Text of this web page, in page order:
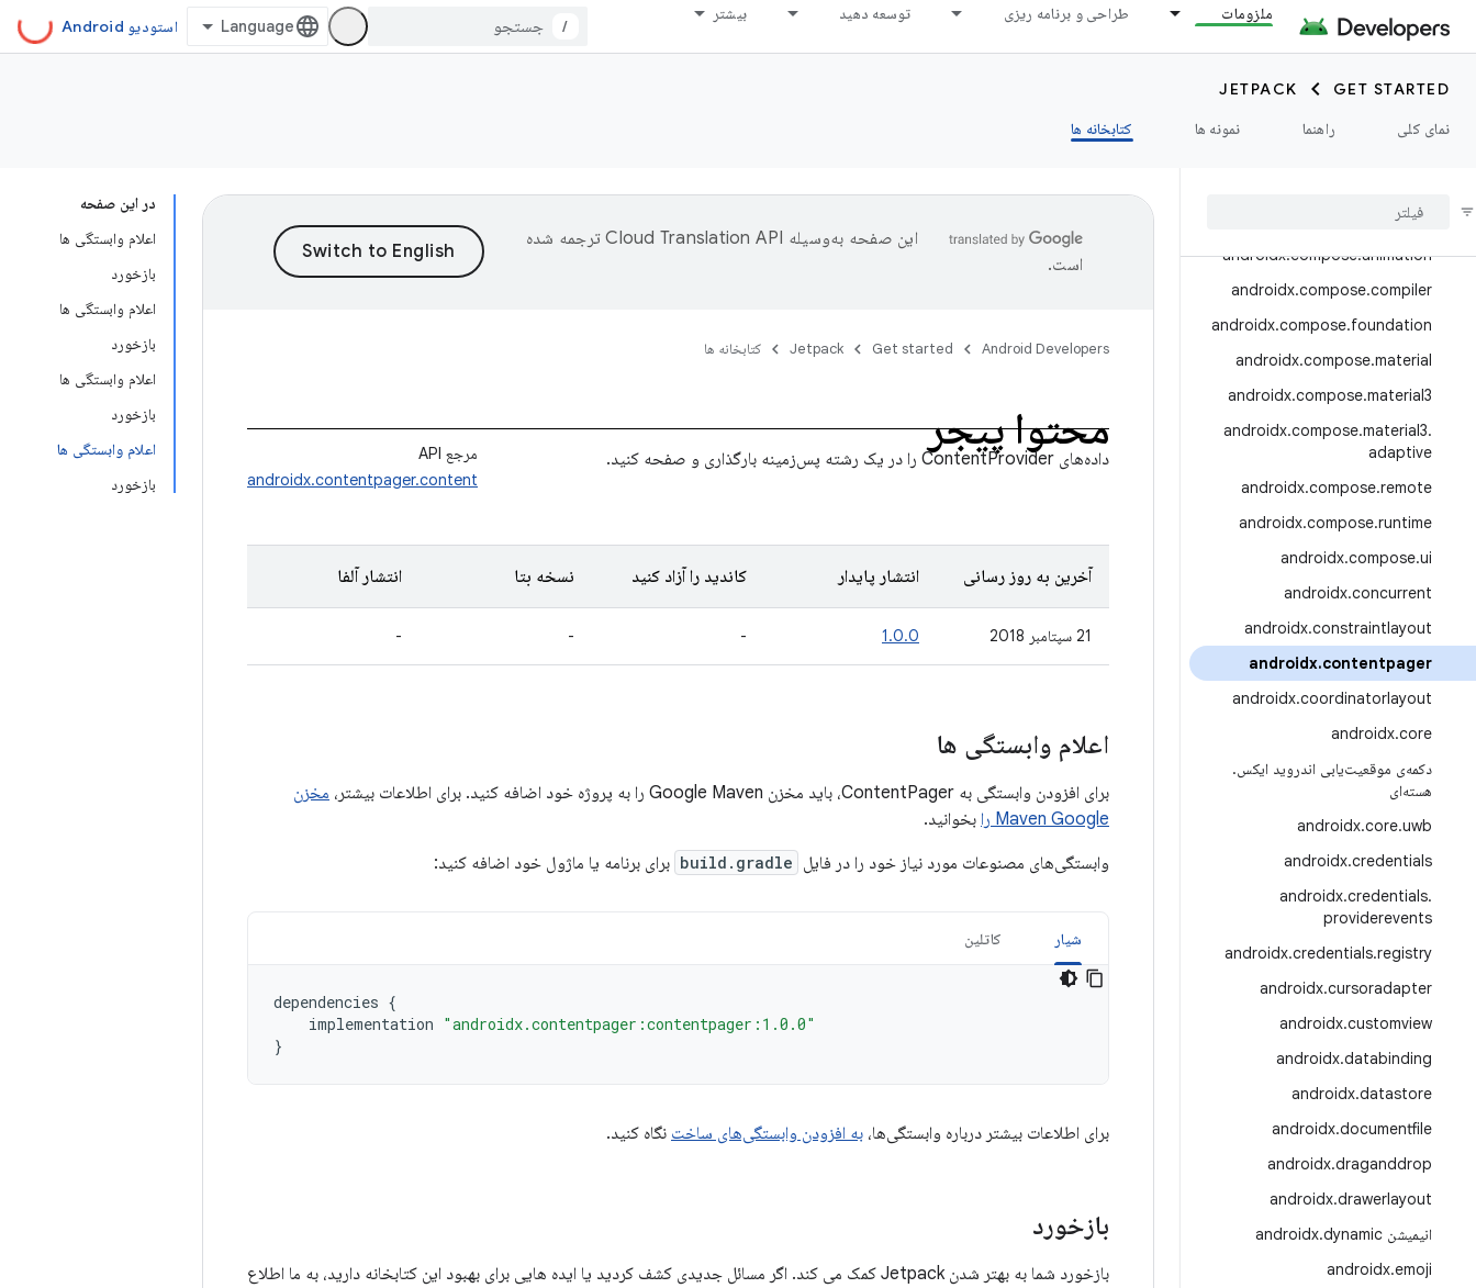
ملزومات طراحی و برنامه ریزی توسعه دهید بیشتر
/ استودیو Android
GET STARTED
JETPACK
نمای کلی
راهنما نمونه ها کتابخانه ها
androidx.camera.media3
androidx.camera.viewfinder
androidx.car
compose
androidx.compose.animation
androidx.compose.compiler
androidx.compose.foundation
androidx.compose.material
androidx.compose.material3
androidx.compose.material3.
adaptive
androidx.compose.remote
androidx.compose.runtime
androidx.compose.ui
androidx.concurrent
androidx.constraintlayout
androidx.contentpager
androidx.coordinatorlayout
androidx.core
دکمه‌ی موقعیت‌یابی اندروید ایکس.
هسته‌ای
androidx.core.uwb
androidx.credentials
androidx.credentials.
providerevents
androidx.credentials.registry
androidx.cursoradapter
androidx.customview
androidx.databinding
androidx.datastore
androidx.documentfile
androidx.draganddrop
androidx.drawerlayout
انیمیشن androidx
.dynamic
androidx.emoji
در این صفحه
اعلام وابستگی ها
بازخورد
اعلام وابستگی ها
بازخورد
اعلام وابستگی ها
بازخورد
اعلام وابستگی ها
بازخورد
این صفحه به‌وسیله
ترجمه شده
است.
Android Developers
Get started
Jetpack کتابخانه ها
محتوا پیجر
مرجع API
androidx.contentpager.content
داده‌های ContentProvider را در یک رشته پس‌زمینه بارگذاری و صفحه کنید.
آخرین به روز رسانی انتشار پایدار کاندید را آزاد کنید نسخه بتا انتشار آلفا
21 سپتامبر 2018 1.0.0
-
-
-
اعلام وابستگی ها
برای افزودن وابستگی به ContentPager، باید مخزن Google Maven را به پروژه خود اضافه کنید. برای اطلاعات بیشتر،
مخزن
Maven Google را
بخوانید.
وابستگی‌های مصنوعات مورد نیاز خود را در فایل build.gradle برای برنامه یا ماژول خود اضافه کنید:
شیار کاتلین
dependencies {
implementation "androidx.contentpager:contentpager:1.0.0"
}
برای اطلاعات بیشتر درباره وابستگی‌ها، به افزودن وابستگی‌های ساخت نگاه کنید.
بازخورد
بازخورد شما به بهتر شدن Jetpack کمک می کند. اگر مسائل جدیدی کشف کردید یا ایده هایی برای بهبود این کتابخانه دارید، به ما اطلاع